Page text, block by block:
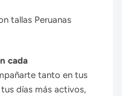
tallas Peruanas
cada
tanto en tus
días más activos,